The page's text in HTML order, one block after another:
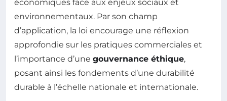
économiques face aux enjeux sociaux et
environnementaux. Par son champ
d’application, la loi encourage une réflexion
approfondie sur les pratiques commerciales et
l’importance d’une gouvernance éthique,
posant ainsi les fondements d’une durabilité
durable à l’échelle nationale et internationale.